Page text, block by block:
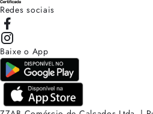
Redes sociais
Baixe o App